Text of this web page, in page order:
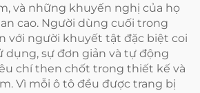
và những khuyến nghị của họ
cao. Người dùng cuối trong
với người khuyết tật đặc biệt coi
dụng, sự đơn giản và tự động
chí then chốt trong thiết kế và
Vì mỗi ô tô đều được trang bị